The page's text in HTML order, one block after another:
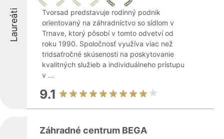
Laureáti
Tvorsad predstavuje rodinný podnik
orientovaný na záhradníctvo so sídlom v
Trnave, ktorý pôsobí v tomto odvetví od
roku 1990. Spoločnosť využíva viac než
tridsaťročné skúsenosti na poskytovanie
kvalitných služieb a individuálneho prístupu
v ...
9.1
Záhradné centrum BEGA